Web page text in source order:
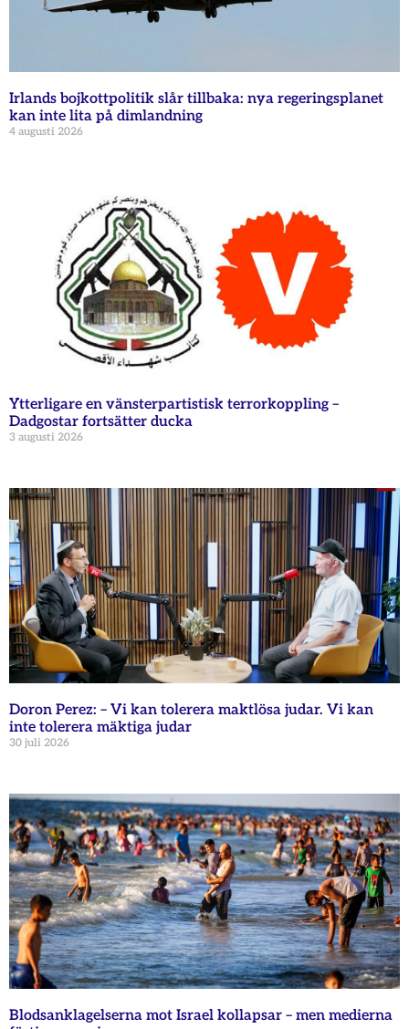
Irlands bojkottpolitik slår tillbaka: nya regeringsplanet
kan inte lita på dimlandning
4 augusti 2026
Ytterligare en vänsterpartistisk terrorkoppling –
Dadgostar fortsätter ducka
3 augusti 2026
Doron Perez: – Vi kan tolerera maktlösa judar. Vi kan
inte tolerera mäktiga judar
30 juli 2026
Blodsanklagelserna mot Israel kollapsar – men medierna